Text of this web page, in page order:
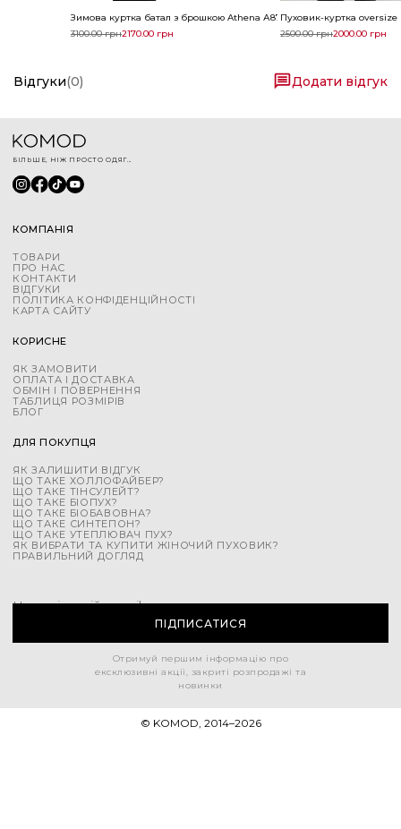
Зимова куртка батал з брошкою Athena А875
3100.00грн2170.00 грн
Пуховик-куртка oversize
2500.00грн2000.00 грн
Відгуки(0) Додати відгук
БІЛЬШЕ, НІЖ ПРОСТО ОДЯГ...
КОМПАНІЯ
ТОВАРИ
ПРО НАС
КОНТАКТИ
ВІДГУКИ
ПОЛІТИКА КОНФІДЕНЦІЙНОСТІ
КАРТА САЙТУ
КОРИСНЕ
ЯК ЗАМОВИТИ
ОПЛАТА І ДОСТАВКА
ОБМІН І ПОВЕРНЕННЯ
ТАБЛИЦЯ РОЗМІРІВ
БЛОГ
ДЛЯ ПОКУПЦЯ
ЯК ЗАЛИШИТИ ВІДГУК
ЩО ТАКЕ ХОЛЛОФАЙБЕР?
ЩО ТАКЕ ТІНСУЛЕЙТ?
ЩО ТАКЕ БІОПУХ?
ЩО ТАКЕ БІОБАВОВНА?
ЩО ТАКЕ СИНТЕПОН?
ЩО ТАКЕ УТЕПЛЮВАЧ ПУХ?
ЯК ВИБРАТИ ТА КУПИТИ ЖІНОЧИЙ ПУХОВИК?
ПРАВИЛЬНИЙ ДОГЛЯД
Напишіть свій e-mail
ПІДПИСАТИСЯ
Отримуй першим інформацію про
ексклюзивні акції, закриті розпродажі та
новинки
© KOMOD, 2014–2026